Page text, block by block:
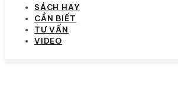
SÁCH HAY
CẦN BIẾT
TƯ VẤN
VIDEO